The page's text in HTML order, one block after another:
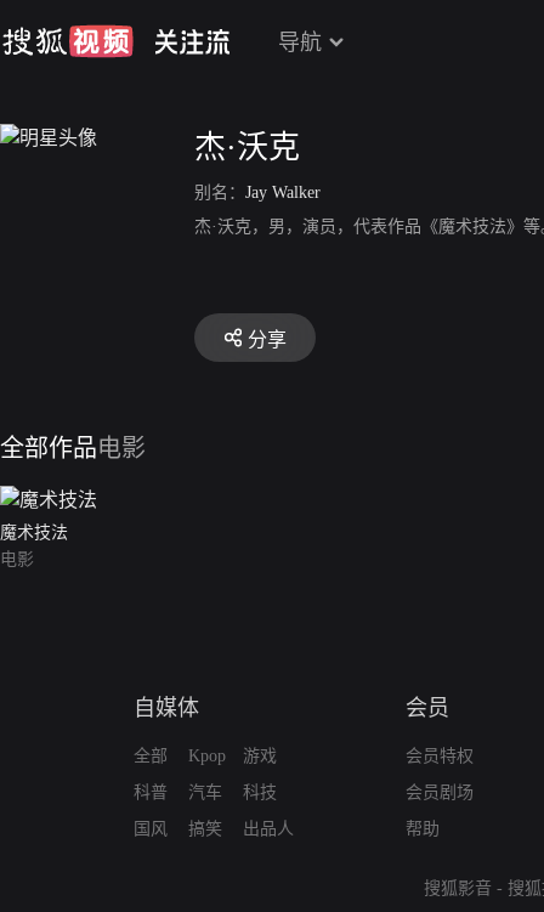
导航
杰·沃克
别名： Jay Walker
杰·沃克，男，演员，代表作品《魔术技法》等
分享
全部作品电影
魔术技法
电影
自媒体
全部
科普
国风
Kpop
汽车
搞笑
游戏
科技
出品人
会员
会员特权
会员剧场
帮助
搜狐影音 - 搜